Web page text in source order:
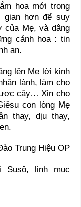
hoa mới trong
gian hơn để suy
của Mẹ, và dâng
cánh hoa : tin
an.
lên Mẹ lời kinh
lành, làm cho
cậy… Xin cho
con lòng Mẹ
thay, dịu thay,
Trung Hiệu OP
linh mục